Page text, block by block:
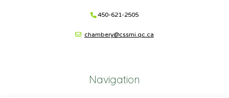
450-621-2505
chambery@cssmi.qc.ca
Navigation